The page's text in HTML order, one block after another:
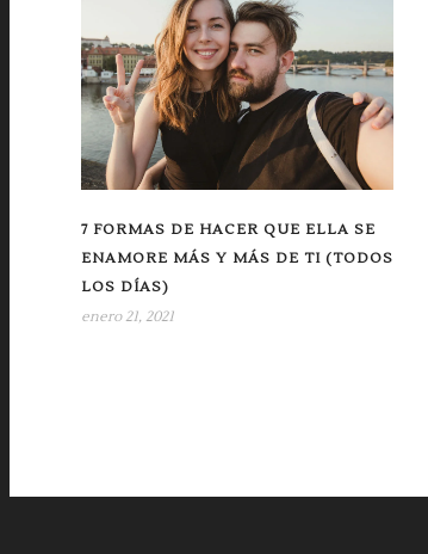
7 FORMAS DE HACER QUE ELLA SE
ENAMORE MÁS Y MÁS DE TI (TODOS
LOS DÍAS)
enero 21, 2021